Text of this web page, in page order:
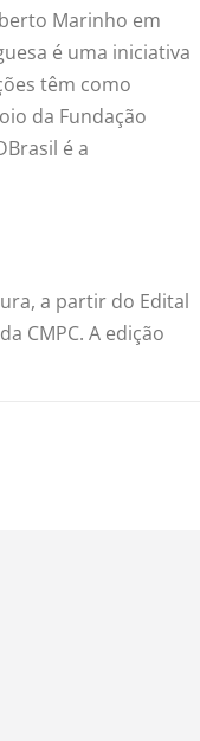
Marinho em
é uma iniciativa
têm como
da Fundação
é a
a partir do Edital
CMPC. A edição